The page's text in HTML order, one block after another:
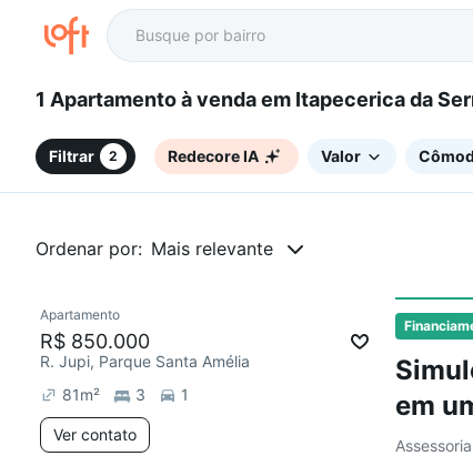
1 Apartamento à venda em Itapecerica da
Filtrar 2 Redecore IA Valor
Ordenar por: Mais relevante
em
Redecorar
Apartamento
R$ 850.000
R. Jupi, Parque Santa Amélia
81m² 3 1
Ver contato